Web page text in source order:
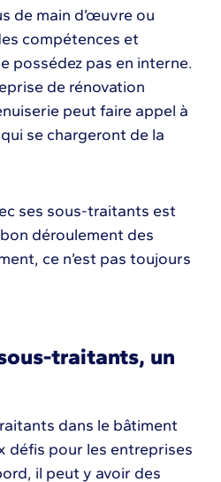
de main d’œuvre ou
compétences et
possédez pas en interne.
de rénovation
peut faire appel à
se chargeront de la
ses sous-traitants est
déroulement des
ce n’est pas toujours
traitants, un
dans le bâtiment
défis pour les entreprises
il peut y avoir des